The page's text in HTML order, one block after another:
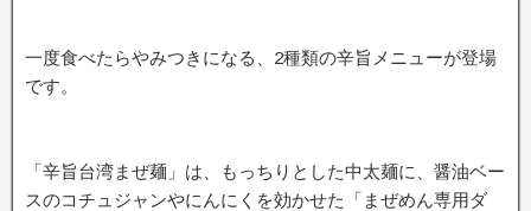
一度食べたらやみつきになる、2種類の辛旨メニューが登場
です。
「辛旨台湾まぜ麺」は、もっちりとした中太麺に、醤油ベー
スのコチュジャンやにんにくを効かせた「まぜめん専用ダ